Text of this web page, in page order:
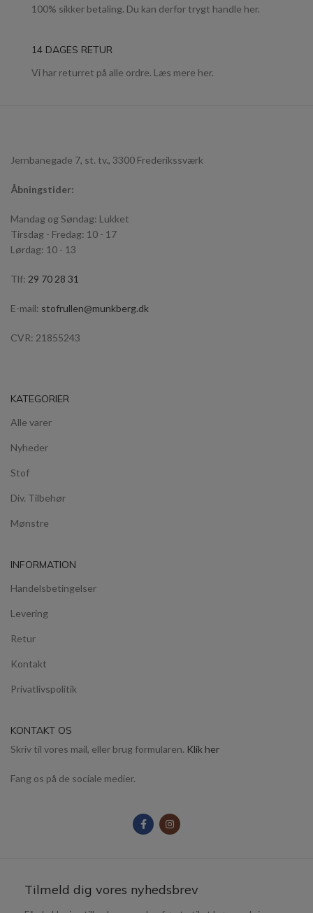
100% sikker betaling. Du kan derfor trygt handle her.
14 DAGES RETUR
Vi har returret på alle ordre. Læs mere her.
Jernbanegade 7, st. tv., 3300 Frederikssværk
Åbningstider:
Mandag og Søndag: Lukket
Tirsdag - Fredag: 10 - 17
Lørdag: 10 - 13
Tlf: 29 70 28 31
E-mail: stofrullen@munkberg.dk
CVR: 21855243
KATEGORIER
Alle varer
Nyheder
Stof
Div. Tilbehør
Mønstre
INFORMATION
Handelsbetingelser
Levering
Retur
Kontakt
Privatlivspolitik
KONTAKT OS
Skriv til vores mail, eller brug formularen. Klik her
Fang os på de sociale medier.
Tilmeld dig vores nyhedsbrev